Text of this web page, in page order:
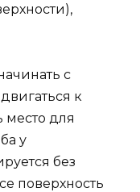
с
к
место для
у
без
поверхность